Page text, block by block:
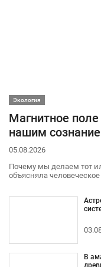
Экология
Магнитное
нашим
05.08.2026
Почему мы делаем тот
объясняла
В